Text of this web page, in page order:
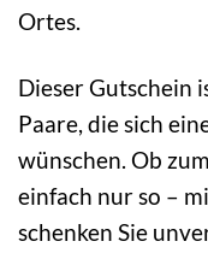
Ortes.
Dieser Gutschein
Paare, die sich
wünschen. Ob
einfach nur so –
schenken Sie